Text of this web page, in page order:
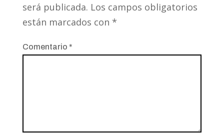
será publicada. Los campos obligatorios
están marcados con *
Comentario *